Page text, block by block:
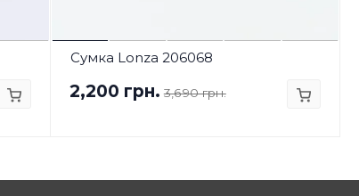
Сумка Lonza 206068
2,200 грн. 3,690 грн.